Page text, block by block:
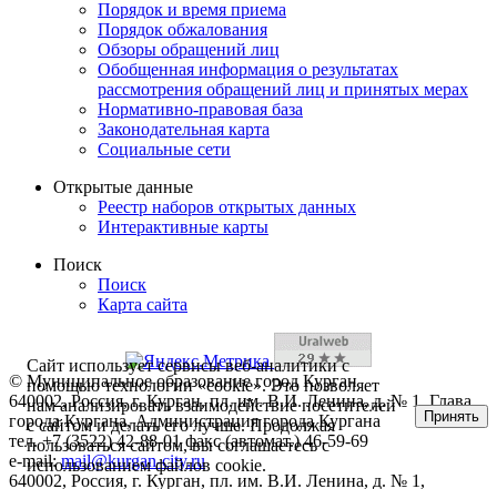
Порядок и время приема
Порядок обжалования
Обзоры обращений лиц
Обобщенная информация о результатах
рассмотрения обращений лиц и принятых мерах
Нормативно-правовая база
Законодательная карта
Социальные сети
Открытые данные
Реестр наборов открытых данных
Интерактивные карты
Поиск
Поиск
Карта сайта
© Муниципальное образование город Курган
640002, Россия, г. Курган, пл. им. В.И. Ленина, д. № 1, Глава
города Кургана, Администрация города Кургана
тел. +7 (3522) 42-88-01 факс (автомат.) 46-59-69
e-mail:mail@kurgan-city.ru
640002, Россия, г. Курган, пл. им. В.И. Ленина, д. № 1,
Сайт использует сервисы веб-аналитики с
помощью технологии «cookie». Это позволяет
нам анализировать взаимодействие посетителей
с сайтом и делать его лучше. Продолжая
пользоваться сайтом, вы соглашаетесь с
использованием файлов cookie.
Принять